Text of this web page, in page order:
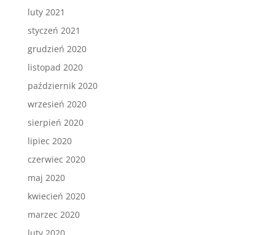
luty 2021
styczeń 2021
grudzień 2020
listopad 2020
październik 2020
wrzesień 2020
sierpień 2020
lipiec 2020
czerwiec 2020
maj 2020
kwiecień 2020
marzec 2020